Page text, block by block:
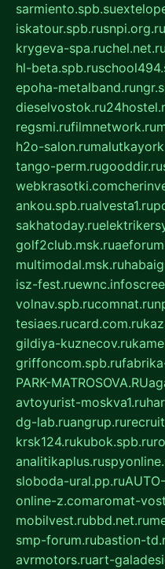
sarmiento.spb.su
iskatour.spb.rusnpi.org.ru
krygeva-spa.ruchel.net.ru
hl-beta.spb.ru
epoha-metalband.ru
dieselvostok.ru
regsmi.rufilmnetwork.ru
h2o-salon.ru
tango-perm.rugooddir.ru
webkrasotki.com
ankou.spb.rualvesta1.ru
sakhatoday.ru
golf2club.msk.ru
multimodal.msk.ru
isz-fest.ruewnc.info
volnav.spb.rucomnat.ru
tesiaes.rucard.com.ru
gildiya-kuznecov.ru
griffoncom.spb.ru
PARK-MATROSOVA.RU
avtoyurist-moskva1.ru
dg-lab.ruangrup.ru
krsk124.rukubok.spb.ru
analitikaplus.ru
sloboda-ural.pp.ru
online-z.comaromat-
mobilvest.rubbd.net.ru
smp-forum.rubastion-
avrmotors.ruart-